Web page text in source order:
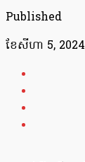
Published
ខែ​សីហា 5, 2024